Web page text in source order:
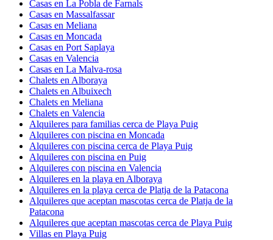
Casas en La Pobla de Farnals
Casas en Massalfassar
Casas en Meliana
Casas en Moncada
Casas en Port Saplaya
Casas en Valencia
Casas en La Malva-rosa
Chalets en Alboraya
Chalets en Albuixech
Chalets en Meliana
Chalets en Valencia
Alquileres para familias cerca de Playa Puig
Alquileres con piscina en Moncada
Alquileres con piscina cerca de Playa Puig
Alquileres con piscina en Puig
Alquileres con piscina en Valencia
Alquileres en la playa en Alboraya
Alquileres en la playa cerca de Platja de la Patacona
Alquileres que aceptan mascotas cerca de Platja de la
Patacona
Alquileres que aceptan mascotas cerca de Playa Puig
Villas en Playa Puig